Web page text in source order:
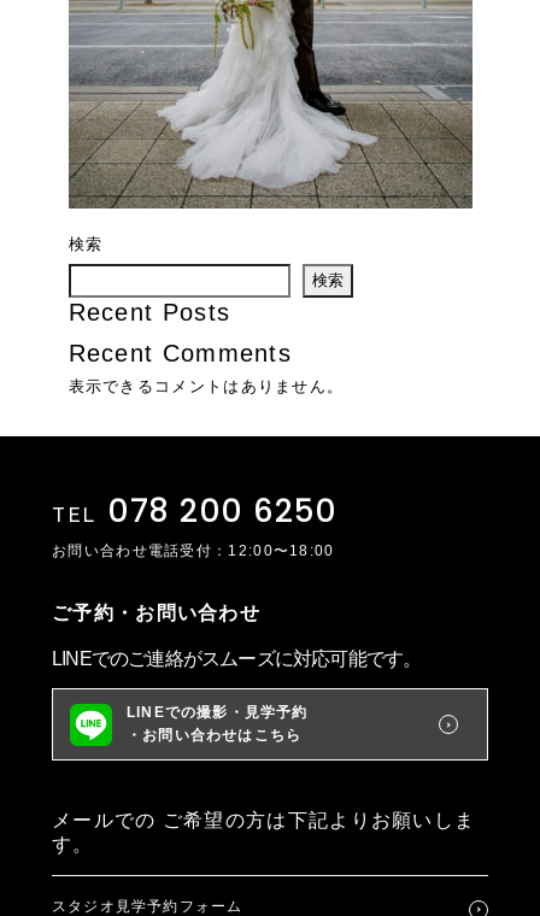
検索
検索
Recent Posts
Recent Comments
表示できるコメントはありません。
TEL 078 200 6250
お問い合わせ電話受付：12:00〜18:00
ご予約・お問い合わせ
LINEでのご連絡がスムーズに対応可能です。
LINEでの撮影・見学予約
・お問い合わせはこちら
メールでの ご希望の方は下記よりお願いしま
す。
スタジオ見学予約フォーム